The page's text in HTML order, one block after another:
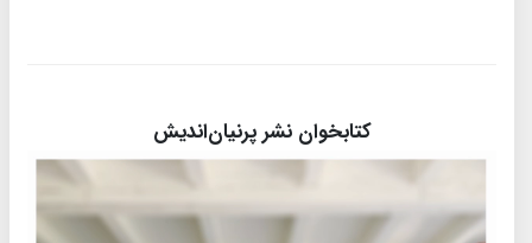
کتابخوان نشر پرنیان‌اندیش